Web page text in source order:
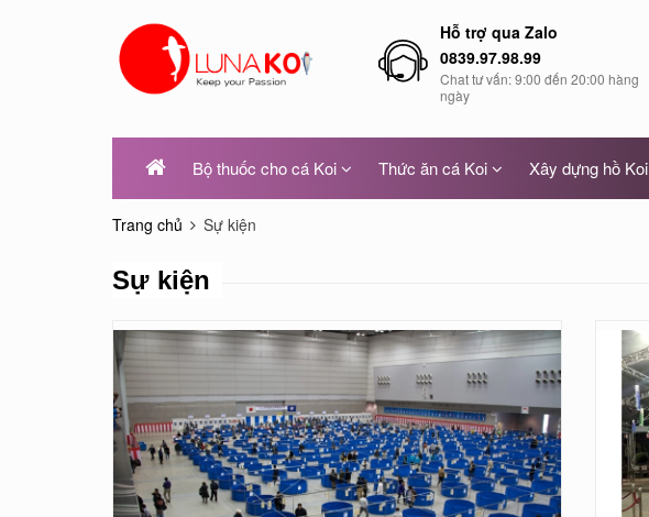
Hỗ trợ qua Zalo
0839.97.98.99
Chat tư vấn: 9:00 đến 20:00 hàng
ngày
Bộ thuốc cho cá Koi Thức ăn cá Koi Xây dựng hồ Koi
Trang chủ Sự kiện
Sự kiện